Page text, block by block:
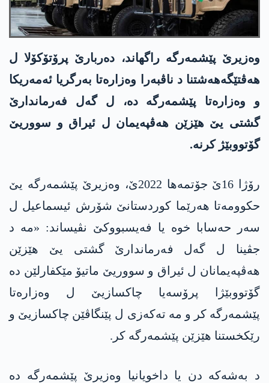
وەزیرێ پێشمەرگە راگهاند، دەربارێ پرۆتۆکۆلا ل
هەڤتێگەهەشتنا د ناڤبەرا وەزارەتا به‌رگریا ئه‌مەریکا
و وەزارەتا پێشمەرگە دە، ل گەل فەرماندارێ
گشتی یێ هێزێن هەڤپەیمان ل ئیراق و سووریێ
گۆتووبێژ کرنە.
رۆژا 16ێ جۆتمەها 2022ێ، وەزیرێ پێشمەرگە یێ
حکوومەتا هەرێما کوردستانێ شۆرش ئیسماعیل ل
سەر حه‌سابا خوە یا فه‌یسبووكێ نڤیساند: «مە د
جڤینا ل گەل فەرماندارێ گشتی یێ هێزێن
هەڤپەیمانان ل ئیراق و سووریێ ماتیۆ مێكفارلێن دە
گۆتووبێژا پرۆسەیا چاکسازیێ ل وەزارەتا
پێشمەرگە کر و مە تەکەزی ل پێنگاڤێن چاکسازیێ و
رێکخستنا هێزێن پێشمەرگە کر.
د بەشەکە دن یا داخویانیا وەزیرێ پێشمەرگە دە